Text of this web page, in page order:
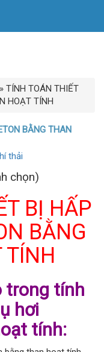
» TÍNH TOÁN THIẾT
HOẠT TÍNH
BẰNG THAN
thải
chọn)
BỊ HẤP
BẰNG
TÍNH
trong tính
hơi
tính: